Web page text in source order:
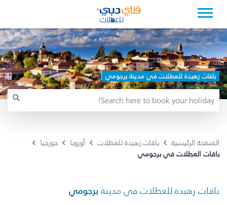
باقات زهيدة للعطلات في مدينة برجومي
الصفحة الرئيسية باقات زهيدة للعطلات أوروبا
جورجيا
باقات العطلات في برجومي
باقات زهيدة للعطلات في مدينة برجومي